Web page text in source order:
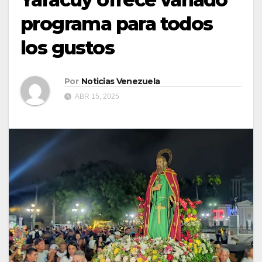
programa para todos
los gustos
Por Noticias Venezuela
ABR 15, 2025